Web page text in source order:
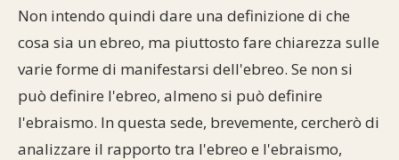
Non intendo quindi dare una definizione di che
cosa sia un ebreo, ma piuttosto fare chiarezza sulle
varie forme di manifestarsi dell'ebreo. Se non si
può definire l'ebreo, almeno si può definire
l'ebraismo. In questa sede, brevemente, cercherò di
analizzare il rapporto tra l'ebreo e l'ebraismo,